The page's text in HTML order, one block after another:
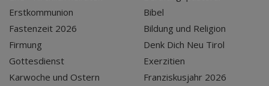
Erstkommunion
Fastenzeit 2026
Firmung
Gottesdienst
Karwoche und Ostern
Bibel
Bildung und Religion
Denk Dich Neu Tirol
Exerzitien
Franziskusjahr 2026